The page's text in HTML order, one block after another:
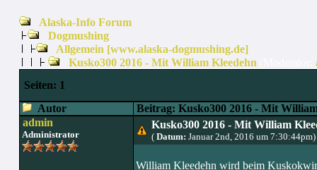
Alaska-Info Forum
Dogmushing
Allgemein [www.alaska-dogmushing.de]
Kusko300 2016 - Mit William Kleedehn
Seiten: 1
Autor
Beitrag: Kusko300 2016 - Mit
admin
Administrator
Kusko300 2016 - Mit William
(Datum: Januar 2nd, 2016 um 7:30:44pm)
William Kleedehn wird beim